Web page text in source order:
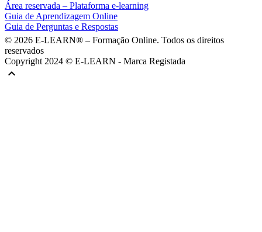
Área reservada – Plataforma e-learning
Guia de Aprendizagem Online
Guia de Perguntas e Respostas
© 2026 E-LEARN® – Formação Online. Todos os direitos
reservados
Copyright 2024 © E-LEARN - Marca Registada
keyboard_arrow_up